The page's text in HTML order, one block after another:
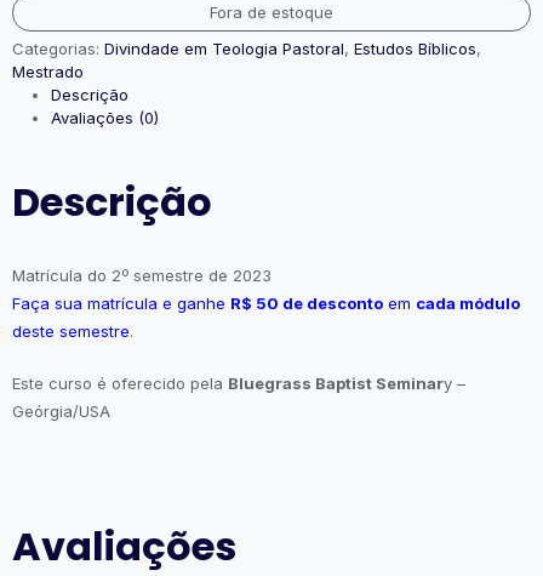
Fora de estoque
Categorias: Divindade em Teologia Pastoral, Estudos Bíblicos,
Mestrado
Descrição
Avaliações (0)
Descrição
Matrícula do 2º semestre de 2023
Faça sua matrícula e ganhe R$ 50 de desconto em cada módulo
deste semestre.
Este curso é oferecido pela Bluegrass Baptist Seminary –
Geórgia/USA
Avaliações